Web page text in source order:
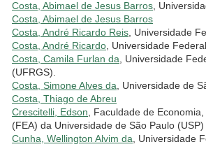
Costa, Abimael de Jesus Barros,
Costa, Abimael de Jesus Barros
Costa, André Ricardo Reis, Universidade
Costa, André Ricardo, Universidade
Costa, Camila Furlan da, Universidade
(UFRGS).
Costa, Simone Alves da, Universidade de
Costa, Thiago de Abreu
Crescitelli, Edson, Faculdade de
(FEA) da Universidade de São Paulo (USP)
Cunha, Wellington Alvim da, Universidade